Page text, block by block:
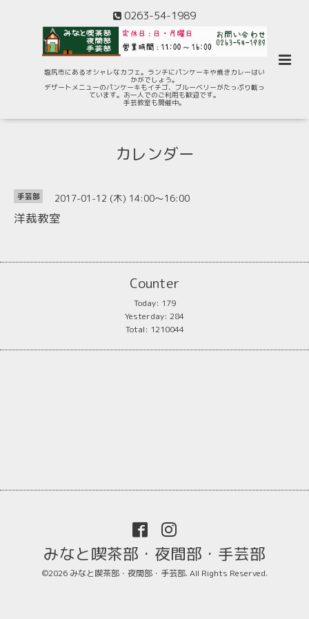
0263-54-1989
塩尻市にあるオシャレなカフェ。ランチにパンケーキや焼きカレーはい
かがでしょう。
デザートメニューのパンケーキもイチゴ、ブルーベリーがたっぷり載っ
ています。お一人でのご利用も歓迎です。
手芸教室も開催中。
カレンダー
手芸部 2017-01-12 (木) 14:00～16:00
洋裁教室
Counter
Today: 179
Yesterday: 284
Total: 1210044
みなと喫茶部・夜間部・手芸部
©2026 みなと喫茶部・夜間部・手芸部. All Rights Reserved.